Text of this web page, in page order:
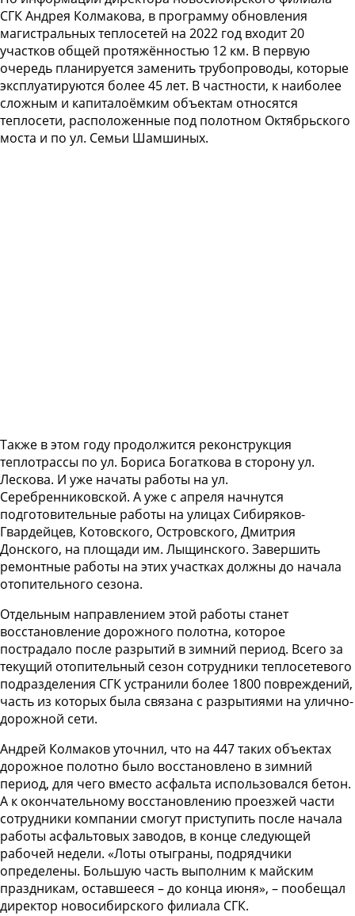
СГК Андрея Колмакова, в программу обновления
магистральных теплосетей на 2022 год входит 20
участков общей протяжённостью 12 км. В первую
очередь планируется заменить трубопроводы, которые
эксплуатируются более 45 лет. В частности, к наиболее
сложным и капиталоёмким объектам относятся
теплосети, расположенные под полотном Октябрьского
моста и по ул. Семьи Шамшиных.
Также в этом году продолжится реконструкция
теплотрассы по ул. Бориса Богаткова в сторону ул.
Лескова. И уже начаты работы на ул.
Серебренниковской. А уже с апреля начнутся
подготовительные работы на улицах Сибиряков-
Гвардейцев, Котовского, Островского, Дмитрия
Донского, на площади им. Лыщинского. Завершить
ремонтные работы на этих участках должны до начала
отопительного сезона.
Отдельным направлением этой работы станет
восстановление дорожного полотна, которое
пострадало после разрытий в зимний период. Всего за
текущий отопительный сезон сотрудники теплосетевого
подразделения СГК устранили более 1800 повреждений,
часть из которых была связана с разрытиями на улично-
дорожной сети.
Андрей Колмаков уточнил, что на 447 таких объектах
дорожное полотно было восстановлено в зимний
период, для чего вместо асфальта использовался бетон.
А к окончательному восстановлению проезжей части
сотрудники компании смогут приступить после начала
работы асфальтовых заводов, в конце следующей
рабочей недели. «Лоты отыграны, подрядчики
определены. Большую часть выполним к майским
праздникам, оставшееся – до конца июня», – пообещал
директор новосибирского филиала СГК.